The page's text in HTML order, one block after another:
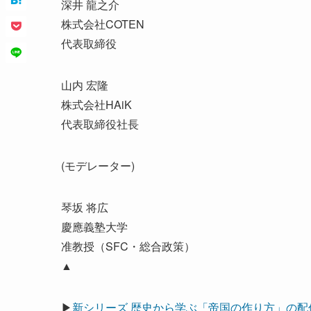
深井 龍之介
株式会社COTEN
代表取締役
山内 宏隆
株式会社HAiK
代表取締役社長
(モデレーター)
琴坂 将広
慶應義塾大学
准教授（SFC・総合政策）
▲
▶新シリーズ 歴史から学ぶ「帝国の作り方」の